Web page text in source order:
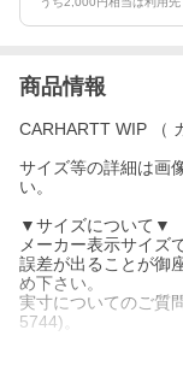
商品情報
CARHARTT WIP （
サイズ等の詳細は画
い。
▼サイズについて▼
メーカー表示サイズ
誤差が出ることが御
め下さい。
実寸についてのご質
5744)。
商品には、ビンテー